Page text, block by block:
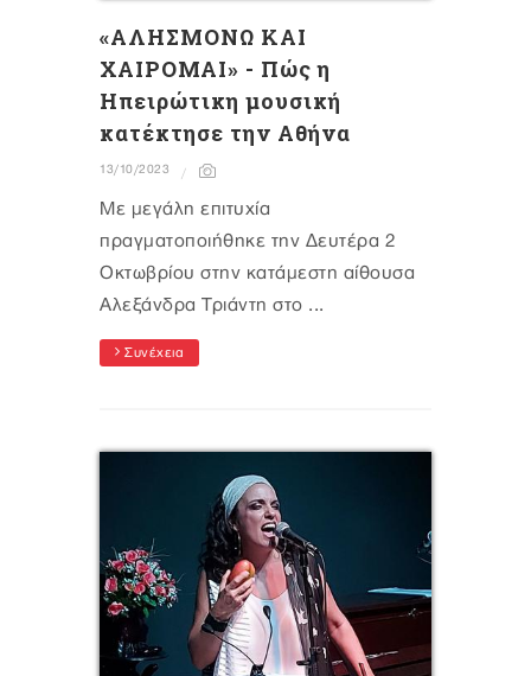
«ΑΛΗΣΜΟΝΩ ΚΑΙ
ΧΑΙΡΟΜΑΙ» - Πώς η
Ηπειρώτικη μουσική
κατέκτησε την Αθήνα
13/10/2023
Με μεγάλη επιτυχία
πραγματοποιήθηκε την Δευτέρα 2
Οκτωβρίου στην κατάμεστη αίθουσα
Αλεξάνδρα Τριάντη στο ...
Συνέχεια